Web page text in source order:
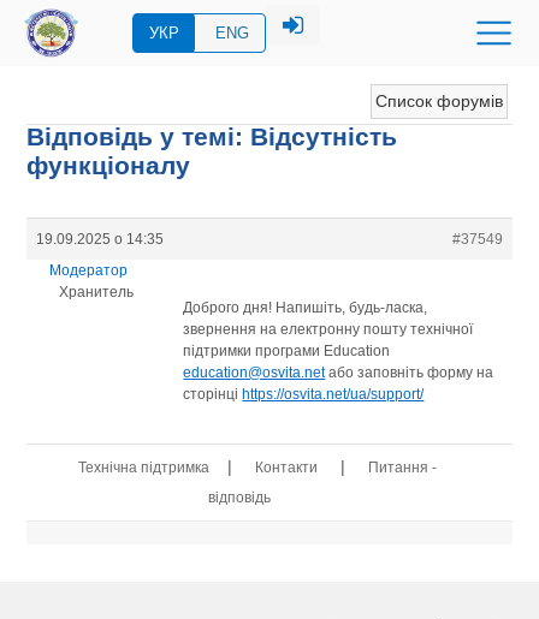
УКР ENG
Список форумів
Відповідь у темі: Відсутність
функціоналу
19.09.2025 о 14:35
#37549
Модератор
Хранитель
Доброго дня! Напишіть, будь-ласка,
звернення на електронну пошту технічної
підтримки програми Education
education@osvita.netабо заповніть форму на
сторінціhttps://osvita.net/ua/support/
Технічна підтримка | Контакти |
Питання -
відповідь